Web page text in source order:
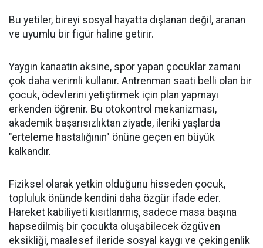
Bu yetiler, bireyi sosyal hayatta dışlanan değil, aranan
ve uyumlu bir figür haline getirir.
​Yaygın kanaatin aksine, spor yapan çocuklar zamanı
çok daha verimli kullanır. Antrenman saati belli olan bir
çocuk, ödevlerini yetiştirmek için plan yapmayı
erkenden öğrenir. Bu otokontrol mekanizması,
akademik başarısızlıktan ziyade, ileriki yaşlarda
"erteleme hastalığının" önüne geçen en büyük
kalkandır.
​Fiziksel olarak yetkin olduğunu hisseden çocuk,
topluluk önünde kendini daha özgür ifade eder.
Hareket kabiliyeti kısıtlanmış, sadece masa başına
hapsedilmiş bir çocukta oluşabilecek özgüven
eksikliği, maalesef ileride sosyal kaygı ve çekingenlik